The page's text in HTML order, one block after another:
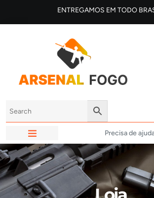
ENTREGAMOS EM TODO
Precisa de